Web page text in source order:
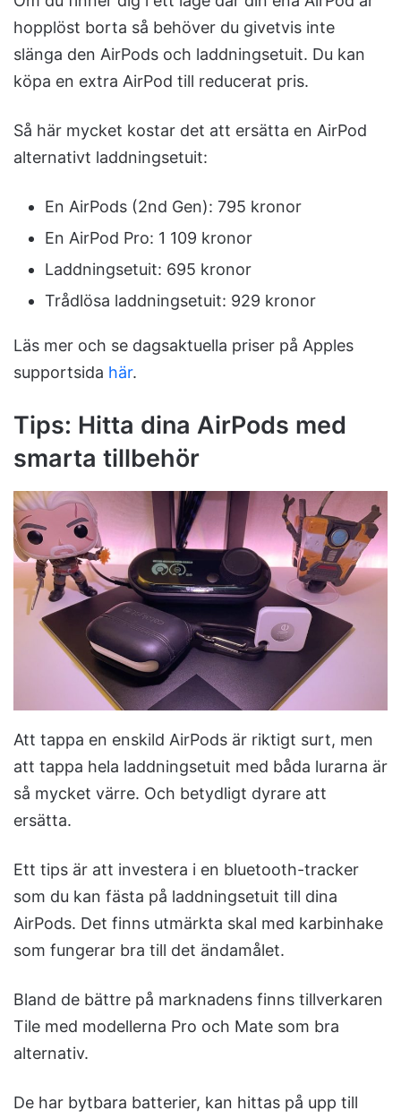
hopplöst borta så behöver du givetvis inte
slänga den AirPods och laddningsetuit. Du kan
köpa en extra AirPod till reducerat pris.
Så här mycket kostar det att ersätta en AirPod
alternativt laddningsetuit:
En AirPods (2nd Gen): 795 kronor
En AirPod Pro: 1 109 kronor
Laddningsetuit: 695 kronor
Trådlösa laddningsetuit: 929 kronor
Läs mer och se dagsaktuella priser på Apples
supportsida här.
Tips: Hitta dina AirPods med
smarta tillbehör
Att tappa en enskild AirPods är riktigt surt, men
att tappa hela laddningsetuit med båda lurarna är
så mycket värre. Och betydligt dyrare att
ersätta.
Ett tips är att investera i en bluetooth-tracker
som du kan fästa på laddningsetuit till dina
AirPods. Det finns utmärkta skal med karbinhake
som fungerar bra till det ändamålet.
Bland de bättre på marknadens finns tillverkaren
Tile med modellerna Pro och Mate som bra
alternativ.
De har bytbara batterier, kan hittas på upp till